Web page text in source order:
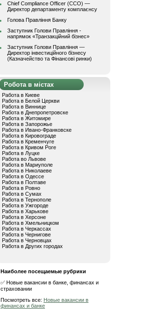
Chief Compliance Officer (CCO) —
Директор департаменту комплаєнсу
Голова Правління Банку
Заступник Голови Правління -
напрямок «Транзакційний бізнес»
Заступник Голови Правління —
Директор інвестиційного бізнесу
(Казначейство та Фінансові ринки)
Робота в містах
Работа в Киеве
Работа в Белой Церкви
Работа в Виннице
Работа в Днепропетровске
Работа в Житомире
Работа в Запорожье
Работа в Ивано-Франковске
Работа в Кировограде
Работа в Кременчуге
Работа в Кривом Роге
Работа в Луцке
Работа во Львове
Работа в Мариуполе
Работа в Николаеве
Работа в Одессе
Работа в Полтаве
Работа в Ровно
Работа в Сумах
Работа в Тернополе
Работа в Ужгороде
Работа в Харькове
Работа в Херсоне
Работа в Хмельницком
Работа в Черкассах
Работа в Чернигове
Работа в Черновцах
Работа в Других городах
Наиболее посещаемые рубрики
✅ Новые вакансии в банке, финансах и
страховании
Посмотреть все: Новые вакансии в
финансах и банке